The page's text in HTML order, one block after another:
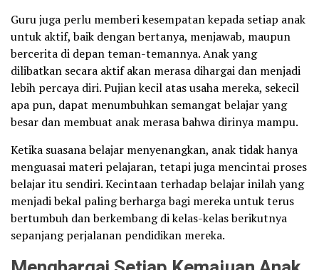
Guru juga perlu memberi kesempatan kepada setiap anak
untuk aktif, baik dengan bertanya, menjawab, maupun
bercerita di depan teman-temannya. Anak yang
dilibatkan secara aktif akan merasa dihargai dan menjadi
lebih percaya diri. Pujian kecil atas usaha mereka, sekecil
apa pun, dapat menumbuhkan semangat belajar yang
besar dan membuat anak merasa bahwa dirinya mampu.
Ketika suasana belajar menyenangkan, anak tidak hanya
menguasai materi pelajaran, tetapi juga mencintai proses
belajar itu sendiri. Kecintaan terhadap belajar inilah yang
menjadi bekal paling berharga bagi mereka untuk terus
bertumbuh dan berkembang di kelas-kelas berikutnya
sepanjang perjalanan pendidikan mereka.